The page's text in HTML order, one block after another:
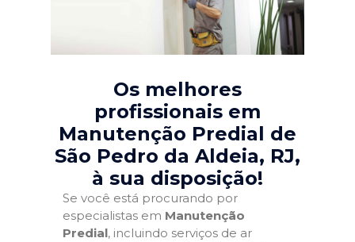
Os melhores
profissionais em
Manutenção Predial de
São Pedro da Aldeia, RJ,
à sua disposição!
Se você está procurando por
especialistas em Manutenção
Predial, incluindo serviços de ar